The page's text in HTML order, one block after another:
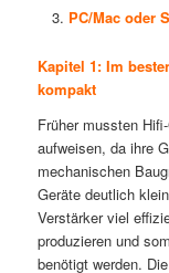
PC/Mac oder
Kapitel 1: Im
kompakt
Früher mussten
aufweisen, da ihre
mechanischen
Geräte deutlich
Verstärker viel
produzieren und
benötigt werden.